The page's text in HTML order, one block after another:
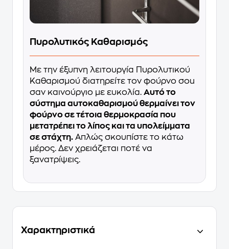
Πυρολυτικός Καθαρισμός
Με την έξυπνη λειτουργία Πυρολυτικού
Καθαρισμού διατηρείτε τον φούρνο σou
σαν καινούργιο με ευκολία. Αυτό το
σύστημα αυτοκαθαρισμού θερμαίνει τον
φούρνο σε τέτοια θερμοκρασία που
μετατρέπει το λίπος και τα υπολείμματα
σε στάχτη. Απλώς σκουπίστε το κάτω
μέρος. Δεν χρειάζεται ποτέ να
ξανατρίψεις.
Χαρακτηριστικά